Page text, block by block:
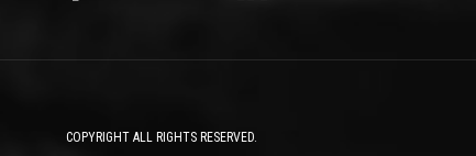
COPYRIGHT ALL RIGHTS RESERVED.